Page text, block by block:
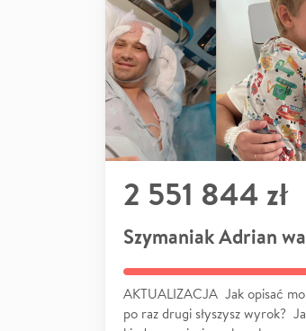
2 551 844 zł
AKTUALIZACJA Jak opisać
po raz drugi słyszysz wyrok?